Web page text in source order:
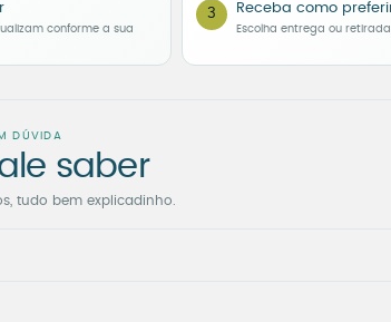
conforme a sua
3 Receba como
Escolha entrega ou
DÚVIDA
saber
tudo bem explicadinho.